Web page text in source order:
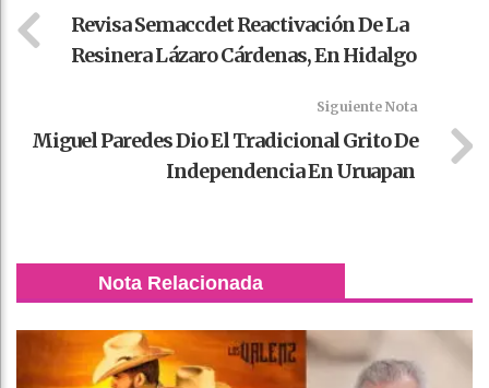
Revisa Semaccdet Reactivación De La
Resinera Lázaro Cárdenas, En Hidalgo
Siguiente Nota
Miguel Paredes Dio El Tradicional Grito De
Independencia En Uruapan
Nota Relacionada